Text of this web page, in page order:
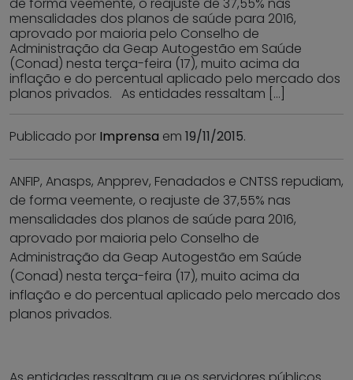
de forma veemente, o reajuste de 37,55% nas
mensalidades dos planos de saúde para 2016,
aprovado por maioria pelo Conselho de
Administração da Geap Autogestão em Saúde
(Conad) nesta terça-feira (17), muito acima da
inflação e do percentual aplicado pelo mercado dos
planos privados. As entidades ressaltam […]
Publicado por Imprensa em 19/11/2015.
ANFIP, Anasps, Anpprev, Fenadados e CNTSS repudiam,
de forma veemente, o reajuste de 37,55% nas
mensalidades dos planos de saúde para 2016,
aprovado por maioria pelo Conselho de
Administração da Geap Autogestão em Saúde
(Conad) nesta terça-feira (17), muito acima da
inflação e do percentual aplicado pelo mercado dos
planos privados.